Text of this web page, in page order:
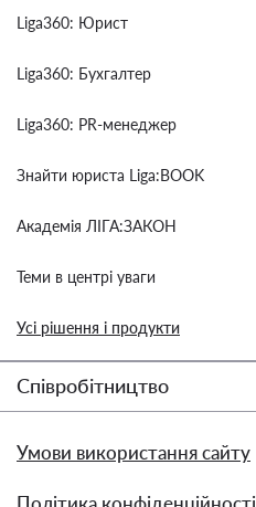
Liga360: Юрист
Liga360: Бухгалтер
Liga360: PR-менеджер
Знайти юриста Liga:BOOK
Академія ЛІГА:ЗАКОН
Теми в центрі уваги
Усі рішення і продукти
Співробітництво
Умови використання сайту